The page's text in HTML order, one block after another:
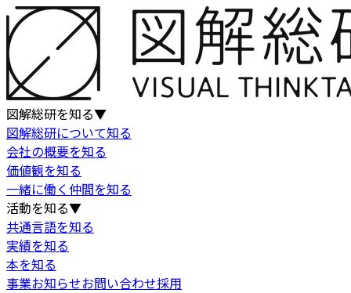
図解総研を知る▼
図解総研について知る
会社の概要を知る
価値観を知る
一緒に働く仲間を知る
活動を知る▼
共通言語を知る
実績を知る
本を知る
事業お知らせお問い合わせ採用